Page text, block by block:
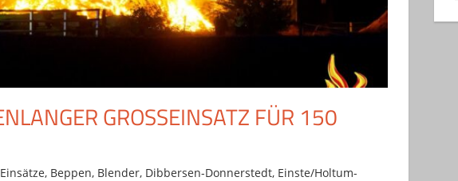
GROSSEINSATZ FÜR 150 E
Einsätze, Beppen, Blender, Dibbersen-Donnerstedt, Einste/Holtum-